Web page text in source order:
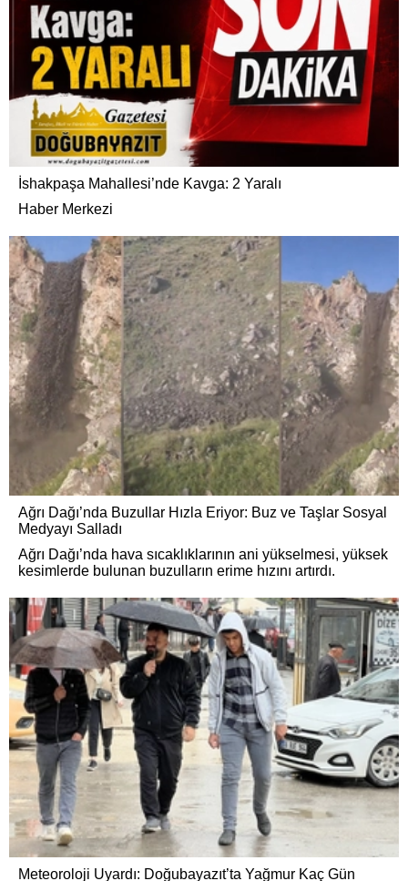
İshakpaşa Mahallesi’nde Kavga: 2 Yaralı
Haber Merkezi
Ağrı Dağı’nda Buzullar Hızla Eriyor: Buz ve Taşlar Sosyal
Medyayı Salladı
Ağrı Dağı’nda hava sıcaklıklarının ani yükselmesi, yüksek
kesimlerde bulunan buzulların erime hızını artırdı.
Meteoroloji Uyardı: Doğubayazıt’ta Yağmur Kaç Gün